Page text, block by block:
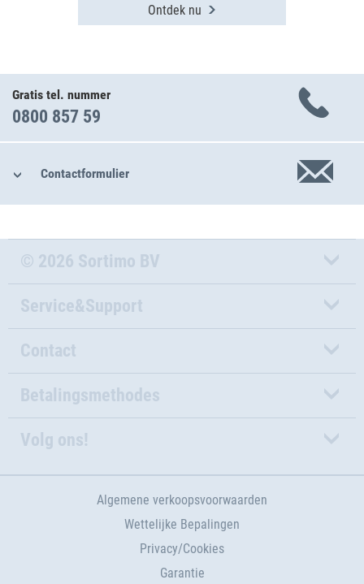
Ontdek nu
Gratis tel. nummer
0800 857 59
Contactformulier
© 2026 Sortimo BV
Service&Support
Contact
Betalingsmethodes
Volg ons!
Algemene verkoopsvoorwaarden
Wettelijke Bepalingen
Privacy/Cookies
Garantie